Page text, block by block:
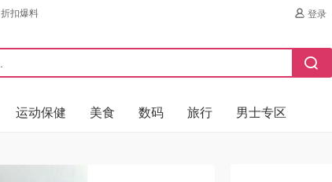
折扣爆料 登录
运动保健 美食 数码 旅行 男士专区